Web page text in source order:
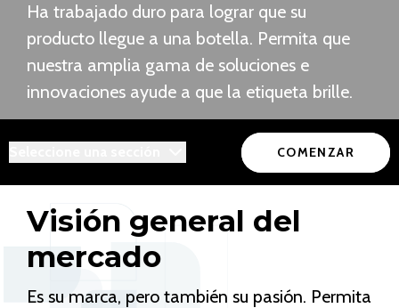
Ha trabajado duro para lograr que su
producto llegue a una botella. Permita que
nuestra amplia gama de soluciones e
innovaciones ayude a que la etiqueta brille.
COMENZAR
Visión general del
mercado
Es su marca, pero también su pasión. Permita